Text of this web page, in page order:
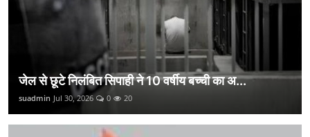
जेल से छूटे निलंबित सिपाही ने 10 वर्षीय बच्ची का अ...
suadmin Jul 30, 2026 0 20